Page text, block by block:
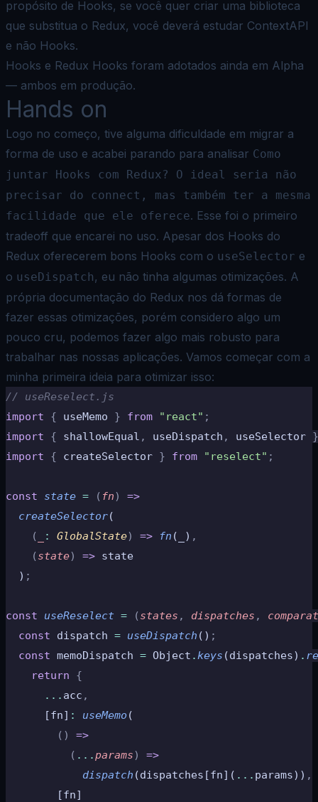
propósito de Hooks, se você quer criar uma biblioteca
que substitua o Redux, você deverá estudar ContextAPI
e não Hooks.
Hooks e Redux Hooks foram adotados ainda em Alpha
— ambos em produção.
Hands on
Logo no começo, tive alguma dificuldade em migrar a
forma de uso e acabei parando para analisar Como
juntar Hooks com Redux? O ideal seria não
precisar do connect, mas também ter a mesma
facilidade que ele oferece. Esse foi o primeiro
tradeoff que encarei no uso. Apesar dos Hooks do
Redux oferecerem bons Hooks com o useSelector e
o useDispatch, eu não tinha algumas otimizações. A
própria documentação do Redux nos dá formas de
fazer essas otimizações, porém considero algo um
pouco cru, podemos fazer algo mais robusto para
trabalhar nas nossas aplicações. Vamos começar com a
minha primeira ideia para otimizar isso:
// useReselect.js
import { useMemo } from "react" ;
import { shallowEqual , useDispatch , useSelector }
import { createSelector } from "reselect" ;
const state = ( fn)
=>
  createSelector
(
    (
: GlobalState) => fn (_) ,
    (
state) => state
  )
;
const useReselect = (states , dispatches ,
  const
dispatch = useDispatch () ;
  const
memoDispatch = Object .keys (dispatches) .
    return
{
      ...
acc ,
      [fn]
: useMemo (
        ()
=>
          (
...params)
=>
            dispatch
(dispatches[fn]( ... params)) ,
        [fn]